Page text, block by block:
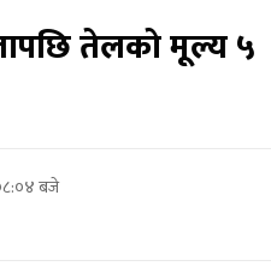
तेलकाे मूल्य ५
बजे